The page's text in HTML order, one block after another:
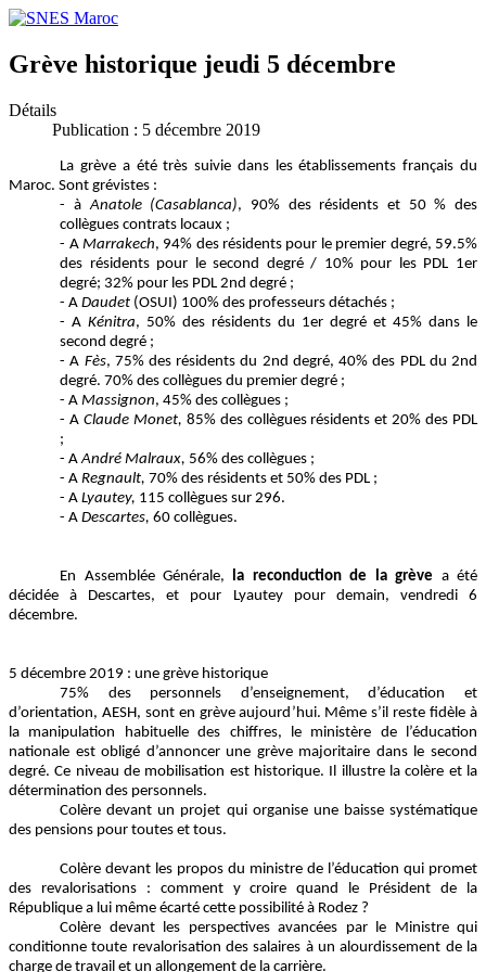
Grève historique jeudi 5 décembre
Détails
Publication : 5 décembre 2019
La grève a été très suivie dans les établissements français du
Maroc. Sont grévistes :
- àAnatole (Casablanca), 90% des résidents et 50 % des
collègues contrats locaux ;
- A Marrakech, 94% des résidents pour le premier degré, 59.5%
des résidents pour le second degré / 10% pour les PDL 1er
degré; 32% pour les PDL 2nd degré ;
- ADaudet (OSUI) 100% des professeurs détachés ;
- AKénitra, 50% des résidents du 1er degré et 45% dans le
second degré ;
- A Fès, 75% des résidents du 2nd degré, 40% des PDL du 2nd
degré. 70% des collègues du premier degré ;
- AMassignon, 45% des collègues ;
- A Claude Monet, 85% des collègues résidents et 20% des PDL
;
- AAndré Malraux, 56% des collègues ;
- ARegnault,70% des résidents et 50% des PDL ;
- ALyautey, 115 collègues sur 296.
- ADescartes,60 collègues.
En Assemblée Générale, la reconduction de la grève a été
décidée à Descartes, et pour Lyautey pour demain, vendredi 6
décembre.
5 décembre 2019 : une grève historique
75% des personnels d’enseignement, d’éducation et
d’orientation, AESH, sont en grève aujourd’hui. Même s’il reste fidèle à
la manipulation habituelle des chiffres, le ministère de l’éducation
nationale est obligé d’annoncer une grève majoritaire dans le second
degré. Ce niveau de mobilisation est historique. Il illustre la colère et la
détermination des personnels.
Colère devant un projet qui organise une baisse systématique
des pensions pour toutes et tous.
Colère devant les propos du ministre de l’éducation qui promet
des revalorisations : comment y croire quand le Président de la
République a lui même écarté cette possibilité à Rodez ?
Colère devant les perspectives avancées par le Ministre qui
conditionne toute revalorisation des salaires à un alourdissement de la
charge de travail et un allongement de la carrière.